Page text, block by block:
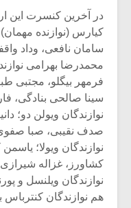
در آخرین کنسرت این
کیارس (نوازنده
سامان نافعی، وداد
محمدرضا بهرامی
فرمهر بیگلو، مجتبی
سینا صالحی بنادگی،
نوازندگان ویولن دو؛
صدف نقیبی، صبا صفوی،
نوازندگان ویولا؛
کشاورز، غزاله شیرازی،
نوازندگان ویلنسل و
هم نوازندگان کنترباس